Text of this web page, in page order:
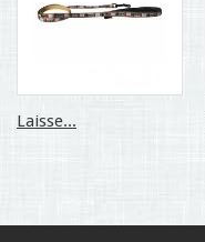
Laisse...